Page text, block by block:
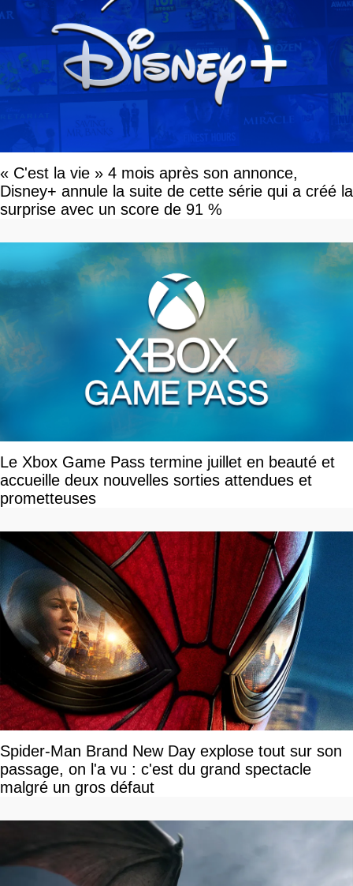
« C'est la vie » 4 mois après son annonce,
Disney+ annule la suite de cette série qui a créé la
surprise avec un score de 91 %
Le Xbox Game Pass termine juillet en beauté et
accueille deux nouvelles sorties attendues et
prometteuses
Spider-Man Brand New Day explose tout sur son
passage, on l'a vu : c'est du grand spectacle
malgré un gros défaut